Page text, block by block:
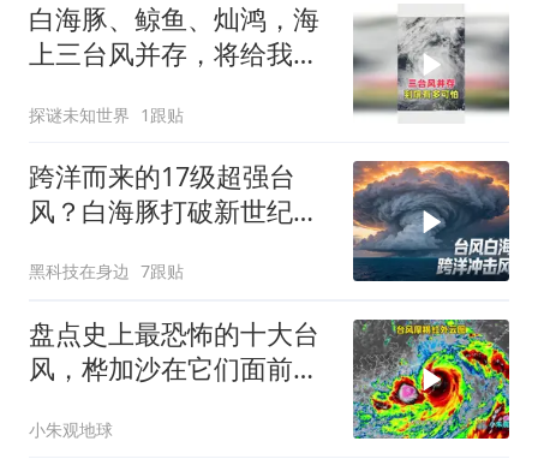
白海豚、鲸鱼、灿鸿，海
上三台风并存，将给我国
探谜未知世界 1跟贴
跨洋而来的17级超强台
风？白海豚打破新世纪纪
黑科技在身边 7跟贴
盘点史上最恐怖的十大台
风，桦加沙在它们面前只
小朱观地球